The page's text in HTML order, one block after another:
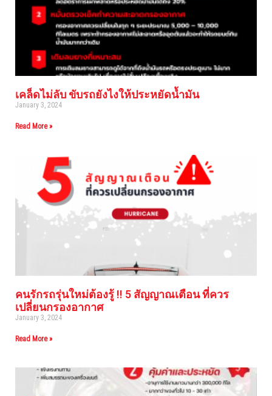
เคล็ดไม่ลับ ขับรถยังไงให้ประหยัดน้ำมัน
January 3, 2024
Read More »
คนรักรถรุ่นใหม่ต้องรู้ !! 5 สัญญาณเตือน ที่ควร
เปลี่ยนกรองอากาศ
January 3, 2024
Read More »